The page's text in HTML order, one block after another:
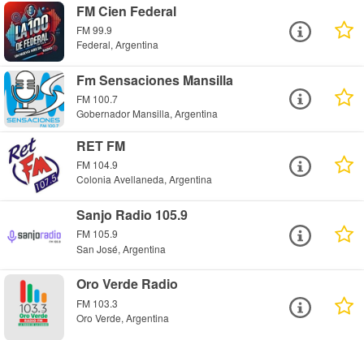
FM Cien Federal
FM 99.9
Federal, Argentina
Fm Sensaciones Mansilla
FM 100.7
Gobernador Mansilla, Argentina
RET FM
FM 104.9
Colonia Avellaneda, Argentina
Sanjo Radio 105.9
FM 105.9
San José, Argentina
Oro Verde Radio
FM 103.3
Oro Verde, Argentina